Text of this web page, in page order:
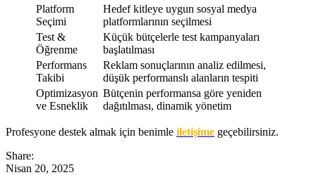
Platform
Seçimi
Hedef kitleye uygun sosyal medya
platformlarının seçilmesi
Test &
Öğrenme
Küçük bütçelerle test kampanyaları
başlatılması
Performans
Takibi
Reklam sonuçlarının analiz edilmesi,
düşük performanslı alanların tespiti
Optimizasyon
ve Esneklik
Bütçenin performansa göre yeniden
dağıtılması, dinamik yönetim
Profesyone destek almak için benimle iletişime geçebilirsiniz.
Share:
Nisan 20, 2025